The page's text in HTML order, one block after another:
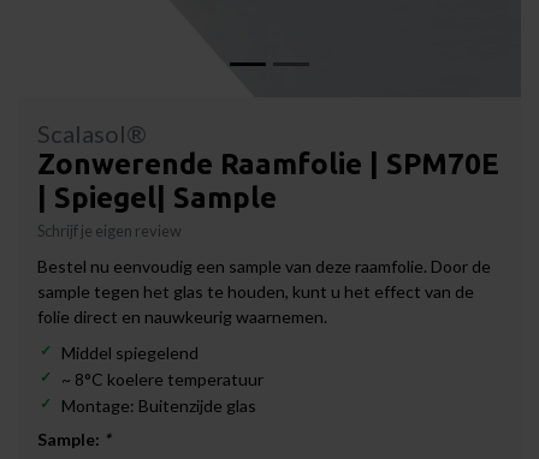
Scalasol®
Zonwerende Raamfolie | SPM70E
| Spiegel| Sample
Schrijf je eigen review
Bestel nu eenvoudig een sample van deze raamfolie. Door de
sample tegen het glas te houden, kunt u het effect van de
folie direct en nauwkeurig waarnemen.
Middel spiegelend
~ 8°C koelere temperatuur
Montage: Buitenzijde glas
Sample: *